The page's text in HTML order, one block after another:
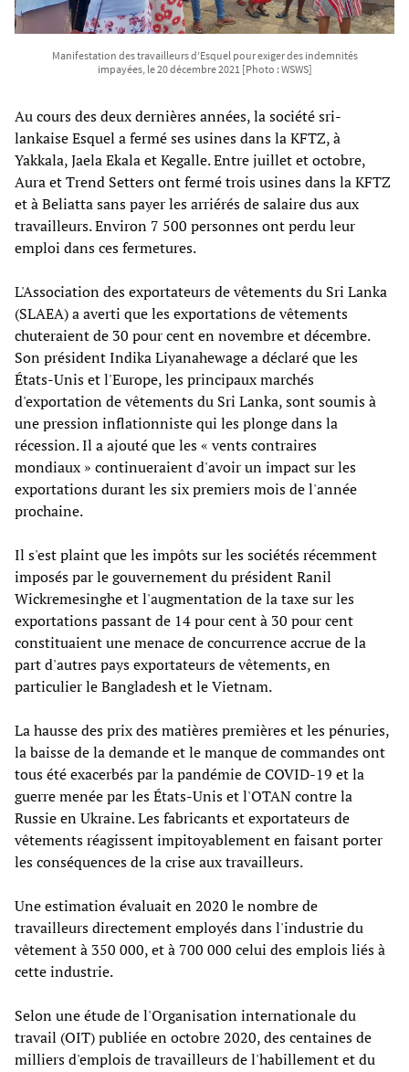
Manifestation des travailleurs d’Esquel pour exiger des indemnités
impayées, le 20 décembre 2021 [Photo : WSWS]
Au cours des deux dernières années, la société sri-
lankaise Esquel a fermé ses usines dans la KFTZ, à
Yakkala, Jaela Ekala et Kegalle. Entre juillet et octobre,
Aura et Trend Setters ont fermé trois usines dans la KFTZ
et à Beliatta sans payer les arriérés de salaire dus aux
travailleurs. Environ 7 500 personnes ont perdu leur
emploi dans ces fermetures.
L'Association des exportateurs de vêtements du Sri Lanka
(SLAEA) a averti que les exportations de vêtements
chuteraient de 30 pour cent en novembre et décembre.
Son président Indika Liyanahewage a déclaré que les
États-Unis et l'Europe, les principaux marchés
d'exportation de vêtements du Sri Lanka, sont soumis à
une pression inflationniste qui les plonge dans la
récession. Il a ajouté que les « vents contraires
mondiaux » continueraient d'avoir un impact sur les
exportations durant les six premiers mois de l'année
prochaine.
Il s'est plaint que les impôts sur les sociétés récemment
imposés par le gouvernement du président Ranil
Wickremesinghe et l'augmentation de la taxe sur les
exportations passant de 14 pour cent à 30 pour cent
constituaient une menace de concurrence accrue de la
part d'autres pays exportateurs de vêtements, en
particulier le Bangladesh et le Vietnam.
La hausse des prix des matières premières et les pénuries,
la baisse de la demande et le manque de commandes ont
tous été exacerbés par la pandémie de COVID-19 et la
guerre menée par les États-Unis et l'OTAN contre la
Russie en Ukraine. Les fabricants et exportateurs de
vêtements réagissent impitoyablement en faisant porter
les conséquences de la crise aux travailleurs.
Une estimation évaluait en 2020 le nombre de
travailleurs directement employés dans l'industrie du
vêtement à 350 000, et à 700 000 celui des emplois liés à
cette industrie.
Selon une étude de l'Organisation internationale du
travail (OIT) publiée en octobre 2020, des centaines de
milliers d'emplois de travailleurs de l'habillement et du